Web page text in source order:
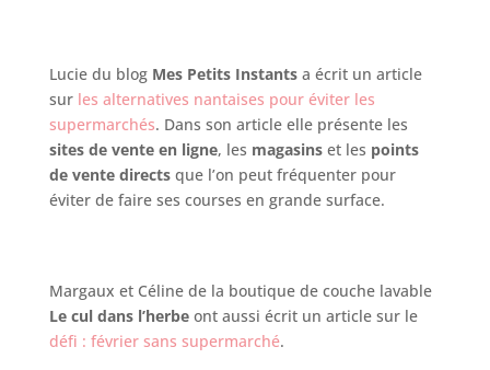
Lucie du blog Mes Petits Instantsa écrit un article
sur les alternatives nantaises pour éviter les
supermarchés. Dans son article elle présente les
sites de vente en ligne, les magasinset les points
de vente directsque l’on peut fréquenter pour
éviter de faire ses courses en grande surface.
Margaux et Céline de la boutique de couche lavable
Le cul dans l’herbeont aussi écrit un article sur le
défi : février sans supermarché.